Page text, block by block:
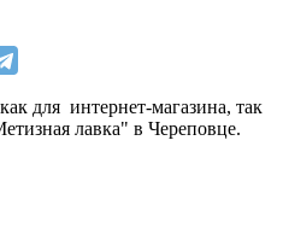
для интернет-магазина, так
лавка" в Череповце.